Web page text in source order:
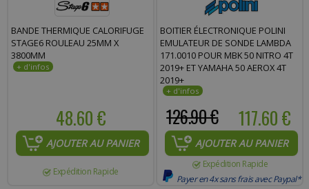
BANDE THERMIQUE CALORIFUGE
STAGE6 ROULEAU 25MM X
3800MM
48.60 €
AJOUTER AU PANIER
Expédition Rapide
BOITIER ÉLECTRONIQUE POLINI
EMULATEUR DE SONDE LAMBDA
171.0010 POUR MBK 50 NITRO 4T
2019+ ET YAMAHA 50 AEROX 4T
2019+
117.60 €
126.90 €
AJOUTER AU PANIER
Expédition Rapide
Payer en 4x sans frais avec Paypal*